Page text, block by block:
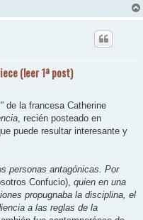
(leer 1ª post)
de la francesa Catherine
, recién posteado en
puede resultar interesante y
personas antagónicas. Por
Confucio), quien en una
propugnaba la disciplina, el
a las reglas de la